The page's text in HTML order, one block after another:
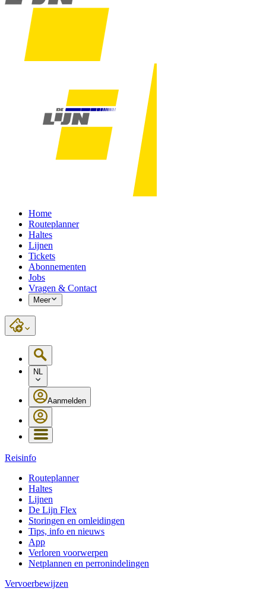
Home
Routeplanner
Haltes
Lijnen
Tickets
Abonnementen
Jobs
Vragen & Contact
Meer
NL
Aanmelden
Reisinfo
Routeplanner
Haltes
Lijnen
De Lijn Flex
Storingen en omleidingen
Tips, info en nieuws
App
Verloren voorwerpen
Netplannen en perronindelingen
Vervoerbewijzen